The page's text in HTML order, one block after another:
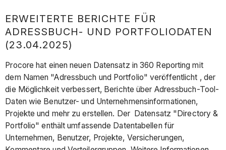
ERWEITERTE BERICHTE FÜR
ADRESSBUCH- UND PORTFOLIODATEN
(23.04.2025)
Procore hat einen neuen Datensatz in 360 Reporting mit
dem Namen "Adressbuch und Portfolio" veröffentlicht , der
die Möglichkeit verbessert, Berichte über Adressbuch-Tool-
Daten wie Benutzer- und Unternehmensinformationen,
Projekte und mehr zu erstellen. Der Datensatz "Directory &
Portfolio" enthält umfassende Datentabellen für
Unternehmen, Benutzer, Projekte, Versicherungen,